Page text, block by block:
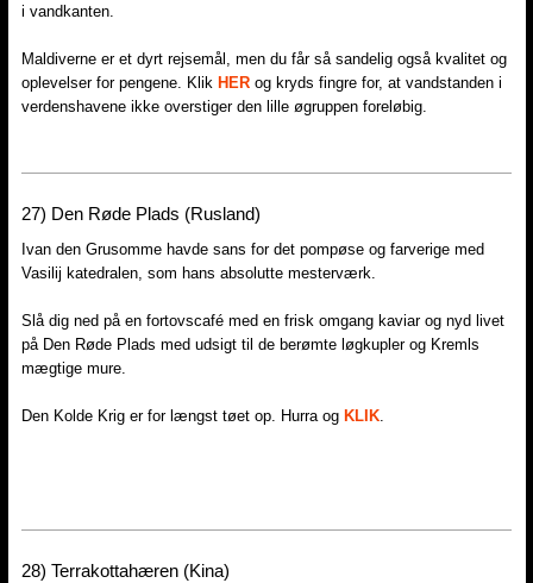
i vandkanten.
Maldiverne er et dyrt rejsemål, men du får så sandelig også kvalitet og
oplevelser for pengene. Klik HER og kryds fingre for, at vandstanden i
verdenshavene ikke overstiger den lille øgruppen foreløbig.
27)​ Den Røde Plads (Rusland)
Ivan den Grusomme havde sans for det pompøse og farverige med
Vasilij katedralen, som hans absolutte mesterværk.
Slå dig ned på en fortovscafé med en frisk omgang kaviar og nyd livet
på Den Røde Plads med udsigt til de berømte løgkupler og Kremls
mægtige mure.
Den Kolde Krig er for længst tøet op. Hurra og KLIK
28) Terrakottahæren (Kina)